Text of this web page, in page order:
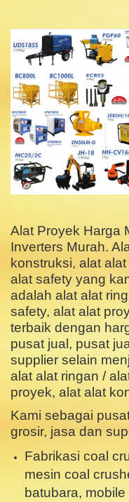
.
Alat Proyek Harga
Inverters Murah.
konstruksi, alat
alat safety yang
adalah alat alat
safety, alat alat
terbaik dengan
pusat jual, pusat
supplier selain
alat alat ringan /
proyek, alat alat
Kami sebagai
grosir, jasa dan
Fabrikasi coal
mesin coal
batubara,